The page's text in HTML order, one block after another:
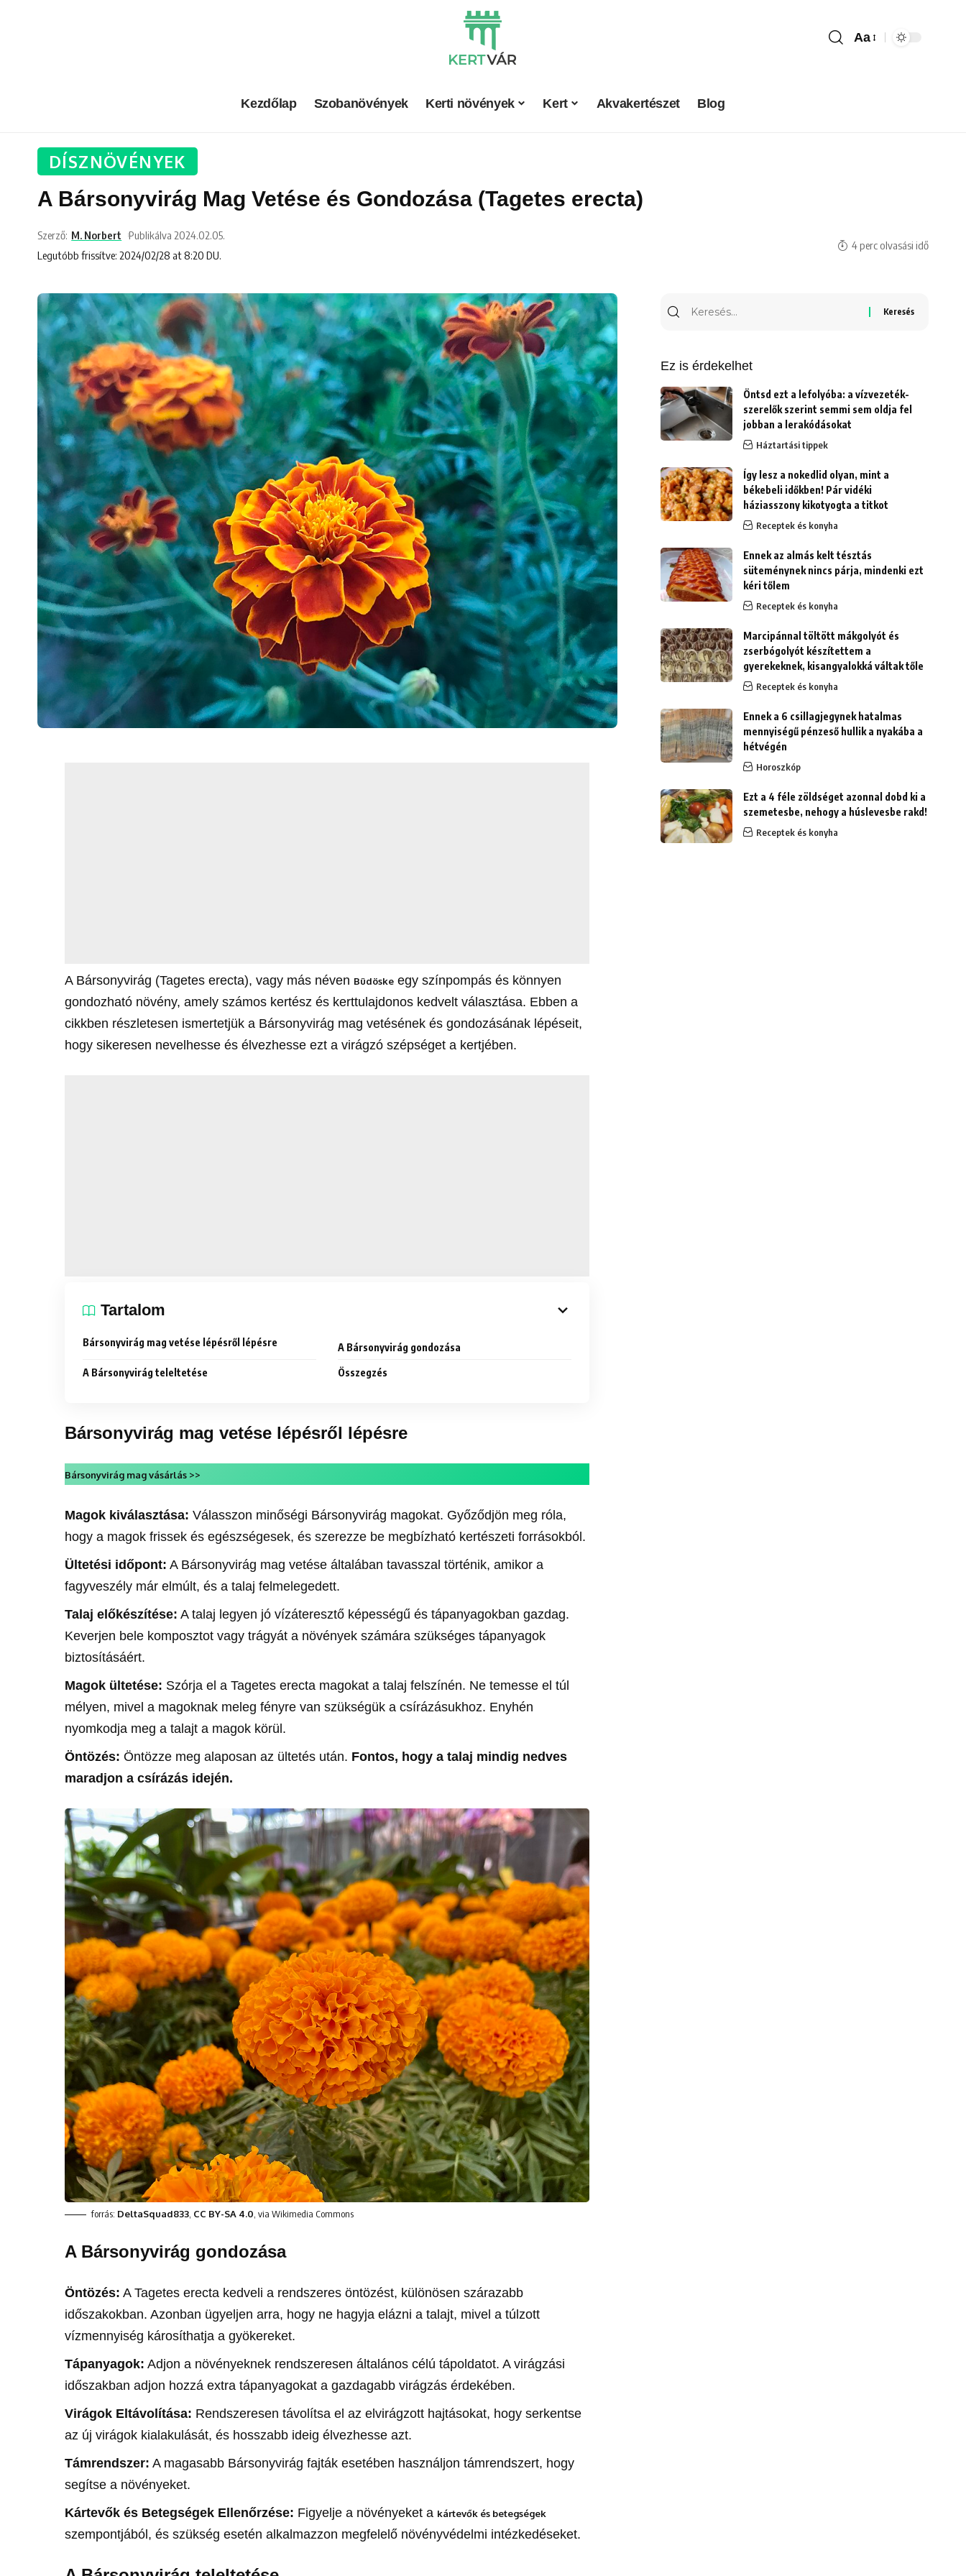
Aa
Kezdőlap Szobanövények Kerti növények Kert Akvakertészet Blog
DÍSZNÖVÉNYEK
A Bársonyvirág Mag Vetése és Gondozása (Tagetes erecta)
Legutóbb frissítve: 2024/02/28 at 8:20 DU.
Szerző: M. Norbert Publikálva 2024.02.05.
4 perc olvasási idő
A Bársonyvirág (Tagetes erecta), vagy más néven Büdöske egy színpompás és könnyen
gondozható növény, amely számos kertész és kerttulajdonos kedvelt választása. Ebben a
cikkben részletesen ismertetjük a Bársonyvirág mag vetésének és gondozásának lépéseit,
hogy sikeresen nevelhesse és élvezhesse ezt a virágzó szépséget a kertjében.
Tartalom
Bársonyvirág mag vetése lépésről lépésre A Bársonyvirág gondozása
A Bársonyvirág teleltetése Összegzés
Bársonyvirág mag vetése lépésről lépésre
Bársonyvirág mag vásárlás >>
Magok kiválasztása: Válasszon minőségi Bársonyvirág magokat. Győződjön meg róla,
hogy a magok frissek és egészségesek, és szerezze be megbízható kertészeti forrásokból.
Ültetési időpont: A Bársonyvirág mag vetése általában tavasszal történik, amikor a
fagyveszély már elmúlt, és a talaj felmelegedett.
Talaj előkészítése: A talaj legyen jó vízáteresztő képességű és tápanyagokban gazdag.
Keverjen bele komposztot vagy trágyát a növények számára szükséges tápanyagok
biztosításáért.
Magok ültetése: Szórja el a Tagetes erecta magokat a talaj felszínén. Ne temesse el túl
mélyen, mivel a magoknak meleg fényre van szükségük a csírázásukhoz. Enyhén
nyomkodja meg a talajt a magok körül.
Öntözés: Öntözze meg alaposan az ültetés után. Fontos, hogy a talaj mindig nedves
maradjon a csírázás idején.
forrás: DeltaSquad833 CC BY-SA 4.0 , via Wikimedia Commons
A Bársonyvirág gondozása
Öntözés: A Tagetes erecta kedveli a rendszeres öntözést, különösen szárazabb
időszakokban. Azonban ügyeljen arra, hogy ne hagyja elázni a talajt, mivel a túlzott
vízmennyiség károsíthatja a gyökereket.
Tápanyagok: Adjon a növényeknek rendszeresen általános célú tápoldatot. A virágzási
időszakban adjon hozzá extra tápanyagokat a gazdagabb virágzás érdekében.
Virágok Eltávolítása: Rendszeresen távolítsa el az elvirágzott hajtásokat, hogy serkentse
az új virágok kialakulását, és hosszabb ideig élvezhesse azt.
Támrendszer: A magasabb Bársonyvirág fajták esetében használjon támrendszert, hogy
segítse a növényeket.
Kártevők és Betegségek Ellenőrzése: Figyelje a növényeket a kártevők és betegségek
szempontjából, és szükség esetén alkalmazzon megfelelő növényvédelmi intézkedéseket.
Ez is érdekelhet
Öntsd ezt a lefolyóba: a vízvezeték-
szerelők szerint semmi sem oldja fel
jobban a lerakódásokat
Háztartási tippek
Így lesz a nokedlid olyan, mint a
békebeli időkben! Pár vidéki
háziasszony kikotyogta a titkot
Receptek és konyha
Ennek az almás kelt tésztás
süteménynek nincs párja, mindenki ezt
kéri tőlem
Receptek és konyha
Marcipánnal töltött mákgolyót és
zserbógolyót készítettem a
gyerekeknek, kisangyalokká váltak tőle
Receptek és konyha
Ennek a 6 csillagjegynek hatalmas
mennyiségű pénzeső hullik a nyakába a
hétvégén
Horoszkóp
Ezt a 4 féle zöldséget azonnal dobd ki a
szemetesbe, nehogy a húslevesbe rakd!
Receptek és konyha